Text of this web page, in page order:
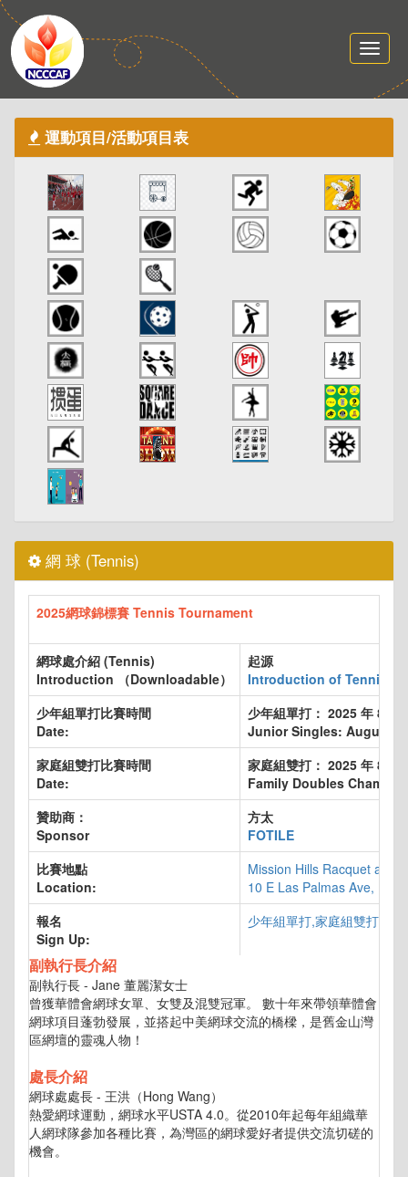
運動項目/活動項目表
網 球 (Tennis)
2025網球錦標賽 Tennis Tournament
網球處介紹 (Tennis)
Introduction （Downloadable）
起源
Introduction of Tennis
少年組單打比賽時間
Date:
少年組單打： 2025 年 8 月
Junior Singles: August 9
家庭組雙打比賽時間
Date:
家庭組雙打： 2025 年 8 月
Family Doubles
贊助商：
Sponsor
方太
FOTILE
比賽地點
Location:
Mission Hills Racquet and
10 E Las Palmas Ave,
報名
Sign Up:
少年組單打,家庭組雙打報名
副執行長介紹
副執行長 - Jane 董麗潔女士
曾獲華體會網球女單、女雙及混雙冠軍。 數十年來帶領華體會
網球項目蓬勃發展，並搭起中美網球交流的橋樑，是舊金山灣
區網壇的靈魂人物！
處長介紹
網球處處長 - 王洪（Hong Wang）
熱愛網球運動，網球水平USTA 4.0。從2010年起每年組織華
人網球隊參加各種比賽，為灣區的網球愛好者提供交流切磋的
機會。